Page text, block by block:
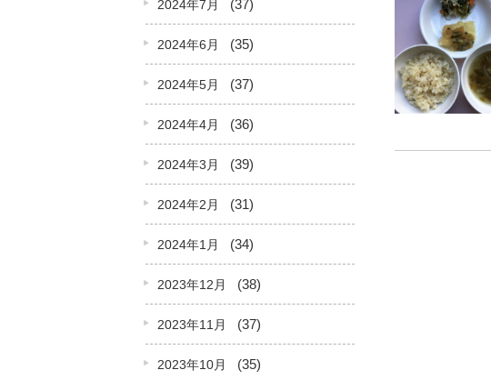
2024年7月 (37)
2024年6月 (35)
2024年5月 (37)
2024年4月 (36)
2024年3月 (39)
2024年2月 (31)
2024年1月 (34)
2023年12月 (38)
2023年11月 (37)
2023年10月 (35)